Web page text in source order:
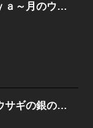
【合本版】Ｋａｇｕｙａ～月のウサギの銀の箱舟～ 全5巻
Ｋａｇｕｙａ～月のウサギの銀の箱舟～